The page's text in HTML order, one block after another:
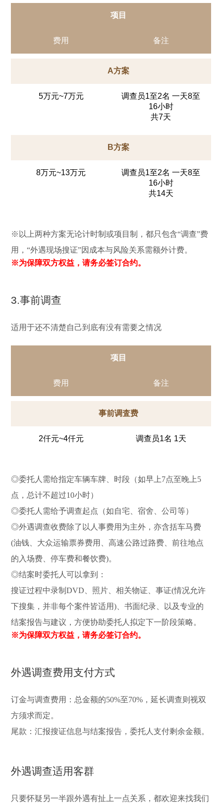
项目
费用 备注
A方案
5万元~7万元
调查员1至2名 一天8至
16小时
共7天
B方案
8万元~13万元
调查员1至2名 一天8至
16小时
共14天
※以上两种方案无论计时制或项目制，都只包含“调查”费
用，“外遇现场搜证”因成本与风险关系需额外计费。
※为保障双方权益，请务必签订合约。
3.事前调查
适用于还不清楚自己到底有没有需要之情况
项目
费用 备注
事前调査费
2仟元~4仟元 调查员1名 1天
◎委托人需给指定车辆车牌、时段（如早上7点至晚上5
点，总计不超过10小时）
◎委托人需给予调查起点（如自宅、宿舍、公司等）
◎外遇调查收费除了以人事费用为主外，亦含括车马费
(油钱、大众运输票券费用、高速公路过路费、前往地点
的入场费、停车费和餐饮费)。
◎结案时委托人可以拿到：
搜证过程中录制DVD、照片、相关物证、事证(情况允许
下搜集，并非每个案件皆适用)、书面纪录、以及专业的
结案报告与建议，方便协助委托人拟定下一阶段策略。
※为保障双方权益，请务必签订合约。
外遇调查费用支付方式
订金与调查费用：总金额的50%至70%，延长调查则视双
方须求而定。
尾款：汇报搜证信息与结案报告，委托人支付剩余金额。
外遇调查适用客群
只要怀疑另一半跟外遇有扯上一点关系，都欢迎来找我们